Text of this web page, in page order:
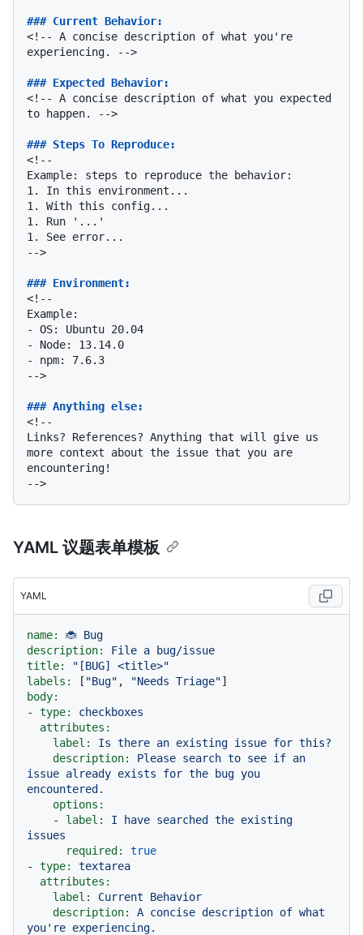
### Current Behavior:
<!-- A concise description of what you're
experiencing. -->
### Expected Behavior:
<!-- A concise description of what you expected
to happen. -->
### Steps To Reproduce:
<!--
1.
1.
1.
1.
See error...
-->
### Environment:
<!--
-
-
-
npm: 7.6.3
-->
### Anything else:
<!--
Links? References? Anything that will give us
more context about the issue that you are
encountering!
YAML 议题表单模板
YAML
name: 🐞 Bug
description:
File a bug/issue
title:
"[BUG] <title>"
labels:
[ "Bug" , "Needs Triage"
body:
-
type:
checkboxes
attributes:
label:
Is there an existing issue for this?
description:
Please search to see if an
issue already exists for the bug you
encountered.
options:
-
label: I have searched the existing
issues
required:
true
-
type:
textarea
attributes:
label:
Current
Behavior
description:
A concise description of what
you're experiencing.